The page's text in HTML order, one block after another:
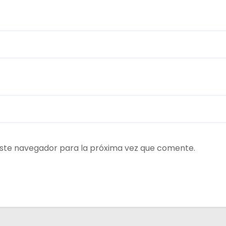
navegador para la próxima vez que comente.